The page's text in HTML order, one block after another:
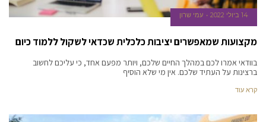
14 ביולי 2022 עמי שרון
מקצועות שמאפשרים יציבות כלכלית שכדאי לשקול ללמוד כיום
בוודאי אמרו לכם במהלך החיים שלכם, ויותר מפעם אחד, כי עליכם לחשוב
ברצינות על העתיד שלכם. אין מי שלא הוסיף
קרא עוד